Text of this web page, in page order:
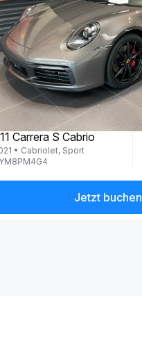
Porsche
Carrera S Cabrio
• Cabriolet, Sport
YM8PM4G4
Jetzt buchen